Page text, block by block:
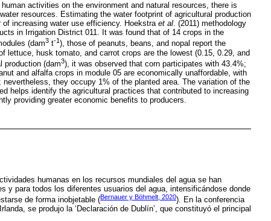
activities on the environment and natural resources, there is
resources. Estimating the water footprint of agricultural production
increasing water use efficiency. Hoekstra et al. (2011) methodology
in Irrigation District 011. It was found that of 14 crops in the
(dam3 t-1 ), those of peanuts, beans, and nopal report the
lettuce, husk tomato, and carrot crops are the lowest (0.15, 0.29, and
production (dam3), it was observed that corn participates with 43.4%;
and alfalfa crops in module 05 are economically unaffordable, with
they occupy 1% of the planted area. The variation of the
helps identify the agricultural practices that contributed to increasing
providing greater economic benefits to producers.
humanas en los recursos mundiales del agua se han
y para todos los diferentes usuarios del agua, intensificándose donde
de forma inobjetable (Bernauer y Böhmelt, 2020). En la conferencia
se produjo la ‘Declaración de Dublín’, que constituyó el principal